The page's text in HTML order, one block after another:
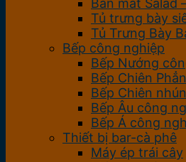
Bàn mát Salad
Tủ trưng bày
Tủ Trưng Bày
Bếp công nghiệp
Bếp Nướng
Bếp Chiên
Bếp Chiên
Bếp Âu công
Bếp Á công
Thiết bị bar-cà phê
Máy ép trái cây